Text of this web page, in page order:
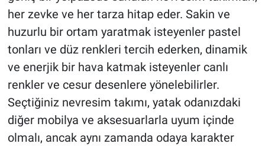
her zevke ve her tarza hitap eder. Sakin ve
huzurlu bir ortam yaratmak isteyenler pastel
tonları ve düz renkleri tercih ederken, dinamik
ve enerjik bir hava katmak isteyenler canlı
renkler ve cesur desenlere yönelebilirler.
Seçtiğiniz nevresim takımı, yatak odanızdaki
diğer mobilya ve aksesuarlarla uyum içinde
olmalı, ancak aynı zamanda odaya karakter